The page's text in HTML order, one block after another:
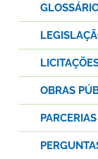
OBRAS
PARCERIAS